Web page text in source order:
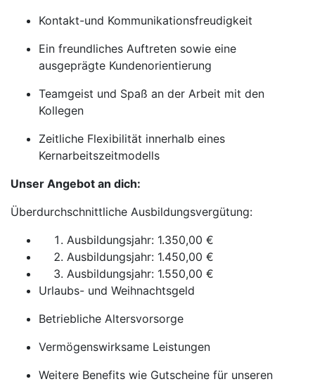
Kontakt-und Kommunikationsfreudigkeit
Ein freundliches Auftreten sowie eine
ausgeprägte Kundenorientierung
Teamgeist und Spaß an der Arbeit mit den
Kollegen
Zeitliche Flexibilität innerhalb eines
Kernarbeitszeitmodells
Unser Angebot an dich:
Überdurchschnittliche Ausbildungsvergütung:
Ausbildungsjahr: 1.350,00 €
Ausbildungsjahr: 1.450,00 €
Ausbildungsjahr: 1.550,00 €
Urlaubs- und Weihnachtsgeld
Betriebliche Altersvorsorge
Vermögenswirksame Leistungen
Weitere Benefits wie Gutscheine für unseren